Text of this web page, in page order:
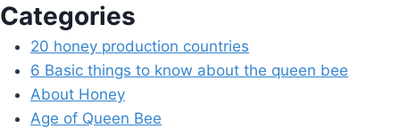
Categories
20 honey production countries
6 Basic things to know about the queen bee
About Honey
Age of Queen Bee